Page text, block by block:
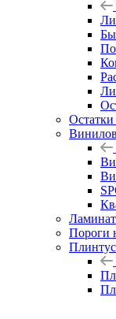
Ламинат
Пороги